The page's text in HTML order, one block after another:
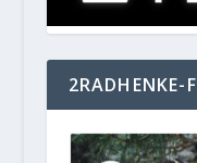
2RADHENKE-